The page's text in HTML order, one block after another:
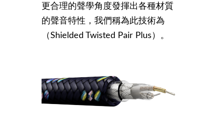
更合理的聲學角度發揮出各種材質
的聲音特性，我們稱為此技術為
（Shielded Twisted Pair Plus）。